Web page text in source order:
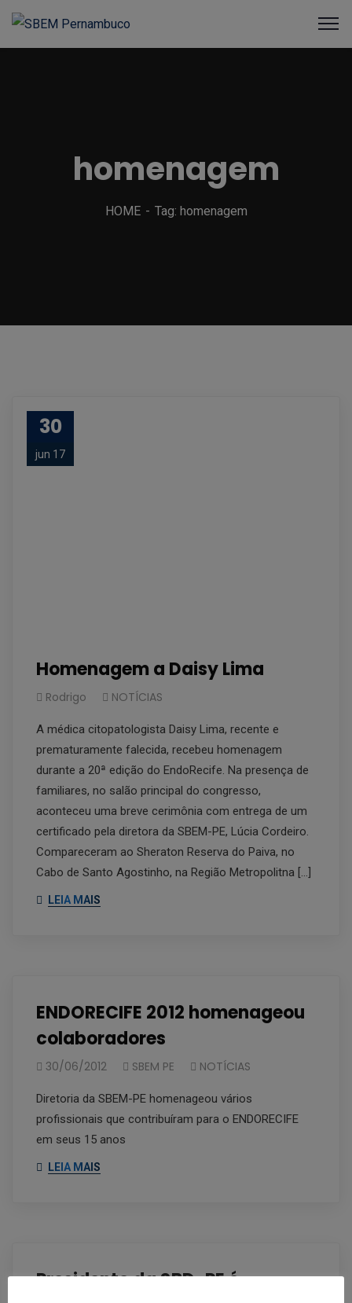
homenagem
HOME Tag: homenagem
30
jun 17
Homenagem a Daisy Lima
Rodrigo NOTÍCIAS
A médica citopatologista Daisy Lima, recente e
prematuramente falecida, recebeu homenagem
durante a 20ª edição do EndoRecife. Na presença de
familiares, no salão principal do congresso,
aconteceu uma breve cerimônia com entrega de um
certificado pela diretora da SBEM-PE, Lúcia Cordeiro.
Compareceram ao Sheraton Reserva do Paiva, no
Cabo de Santo Agostinho, na Região Metropolitna […]
LEIA MAIS
ENDORECIFE 2012 homenageou
colaboradores
30/06/2012 SBEM PE NOTÍCIAS
Diretoria da SBEM-PE homenageou vários
profissionais que contribuíram para o ENDORECIFE
em seus 15 anos
LEIA MAIS
Presidente da SBD-PE é